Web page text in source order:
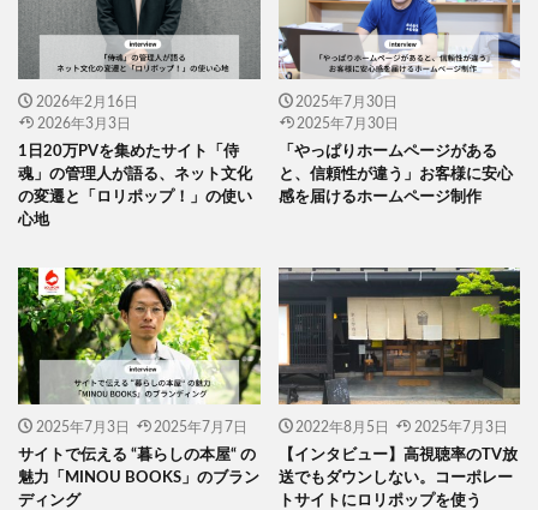
2026年2月16日
2026年3月3日
1日20万PVを集めたサイト「侍
魂」の管理人が語る、ネット文化
の変遷と「ロリポップ！」の使い
心地
2025年7月30日
2025年7月30日
「やっぱりホームページがある
と、信頼性が違う」お客様に安心
感を届けるホームページ制作
2025年7月3日 2025年7月7日
サイトで伝える “暮らしの本屋“ の
魅力「MINOU BOOKS」のブラン
ディング
2022年8月5日 2025年7月3日
【インタビュー】高視聴率のTV放
送でもダウンしない。コーポレー
トサイトにロリポップを使う